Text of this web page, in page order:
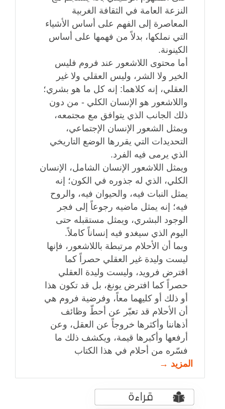
النزعة العامة في الثقافة الغربية
المعاصرة إلى الفهم على أساس الأشياء
التي نملكها، بدلاً من فهمها على أساس
الكينونة.
أما محتوى اللاشعور عند فروم فليس
الخير ولا الشر، وليس العقلي ولا غير
العقلي، إنه كلاهما: إنه كل ما هو بشري؛
واللاشعور هو الإنسان الكلي - من دون
ذلك الجانب الذي يتوافق مع مجتمعه،
ويمثل الشعور الإنسان الإجتماعي،
التحديدات التي يقررها الوضع التاريخي
الذي يرمى فيه الفرد.
ويمثل اللاشعور الإنسان الشامل، الإنسان
الكلي، الذي له جذوره في الكون؛ إنه
يمثل النبات فيه، والحيوان فيه، والروح
فيه؛ إنه يمثل ماضيه رجوعاً إلى فجر
الوجود البشري، ويمثل مستقبله حتى
اليوم الذي سيغدو فيه إنساناً كاملاً.
وبما أن الأحلام مرتبطة باللاشعور، فإنها
ليست وليدة غير العقلي حصراً كما
افترض فرويد، وليست وليدة العقلي
حصراً كما افترض يونغ، بل قد تكون هذا
أو ذلك أو كليهما معاً، وفرضية فروم هي
أن الأحلام قد تعبّر عن أحطّ وظائف
أذهاننا وأكثرها خروجاً عن العقل، وعن
أرفعها وأكبرها قيمة، ويكشف ذلك ما
فسّره من أحلام في هذا الكتاب
المزيد →